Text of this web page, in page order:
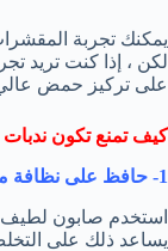
يمكنك تجربة
لكن ، إذا كنت تريد
على تركيز حمض
كيف تمنع تكون ندبات
1- حافظ على نظافة مكان الإصابة
استخدم صابون لطيف
يساعد ذلك على